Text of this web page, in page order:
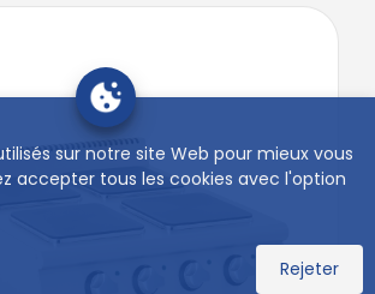
sur notre site Web pour mieux vous
accepter tous les cookies avec l'option
Rejeter